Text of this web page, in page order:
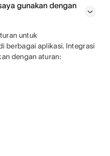
gunakan dengan
untuk
berbagai aplikasi. Integrasi
dengan aturan: